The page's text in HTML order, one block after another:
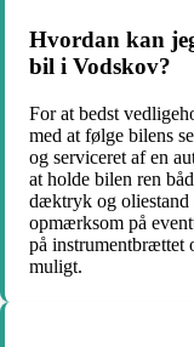
Hvordan kan
bil i Vodskov?
For at bedst
med at følge bilens
og serviceret af en
at holde bilen ren
dæktryk og
opmærksom på
på instrumentbrættet
muligt.